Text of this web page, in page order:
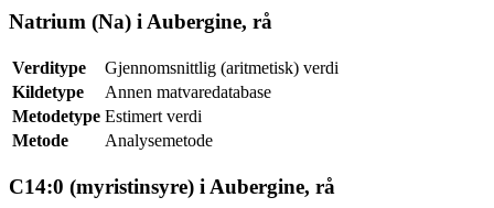
Natrium (Na) i Aubergine, rå
Verditype
Gjennomsnittlig (aritmetisk) verdi
Kildetype
Annen matvaredatabase
Metodetype Estimert verdi
Metode
Analysemetode
C14:0 (myristinsyre) i Aubergine, rå